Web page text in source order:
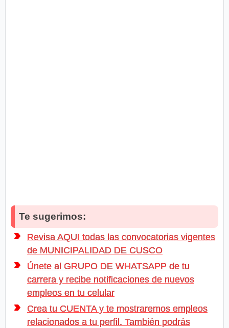
Te sugerimos:
Revisa AQUI todas las convocatorias vigentes
de MUNICIPALIDAD DE CUSCO
Únete al GRUPO DE WHATSAPP de tu
carrera y recibe notificaciones de nuevos
empleos en tu celular
Crea tu CUENTA y te mostraremos empleos
relacionados a tu perfil. También podrás